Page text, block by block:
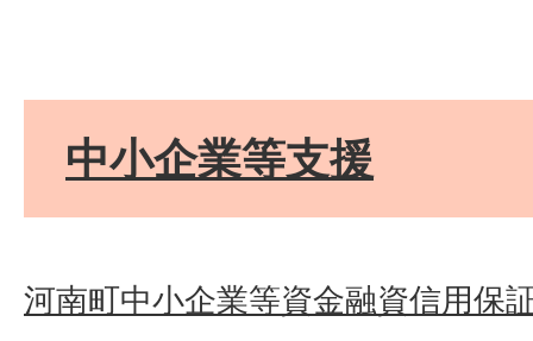
中小企業等支援
河南町中小企業等資金融資信用保